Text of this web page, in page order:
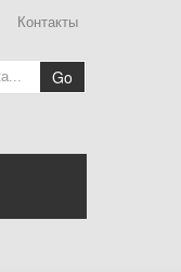
Контакты
Go